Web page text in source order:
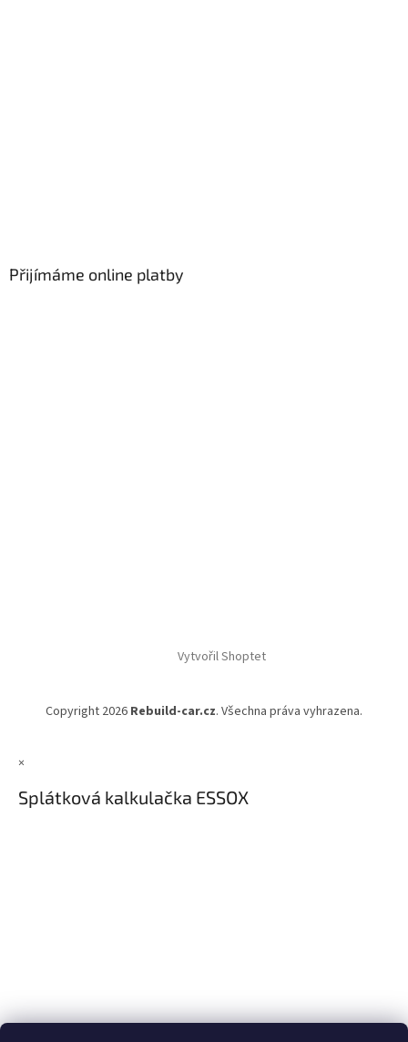
Přijímáme online platby
Vytvořil Shoptet
Copyright 2026 Rebuild-car.cz. Všechna práva vyhrazena.
×
Splátková kalkulačka ESSOX